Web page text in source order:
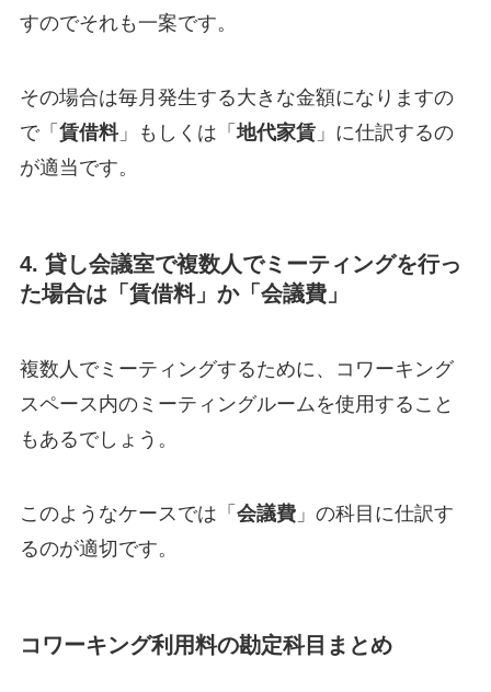
すのでそれも一案です。
その場合は毎月発生する大きな金額になりますの
で「 賃借料」もしくは「地代家賃」に仕訳するの
が適当です。
4. 貸し会議室で複数人でミーティングを行っ
た場合は「賃借料」か「会議費」
複数人でミーティングするために、コワーキング
スペース内のミーティングルームを使用すること
もあるでしょう。
このようなケースでは「 会議費」の科目に仕訳す
るのが適切です。
コワーキング利用料の勘定科目まとめ